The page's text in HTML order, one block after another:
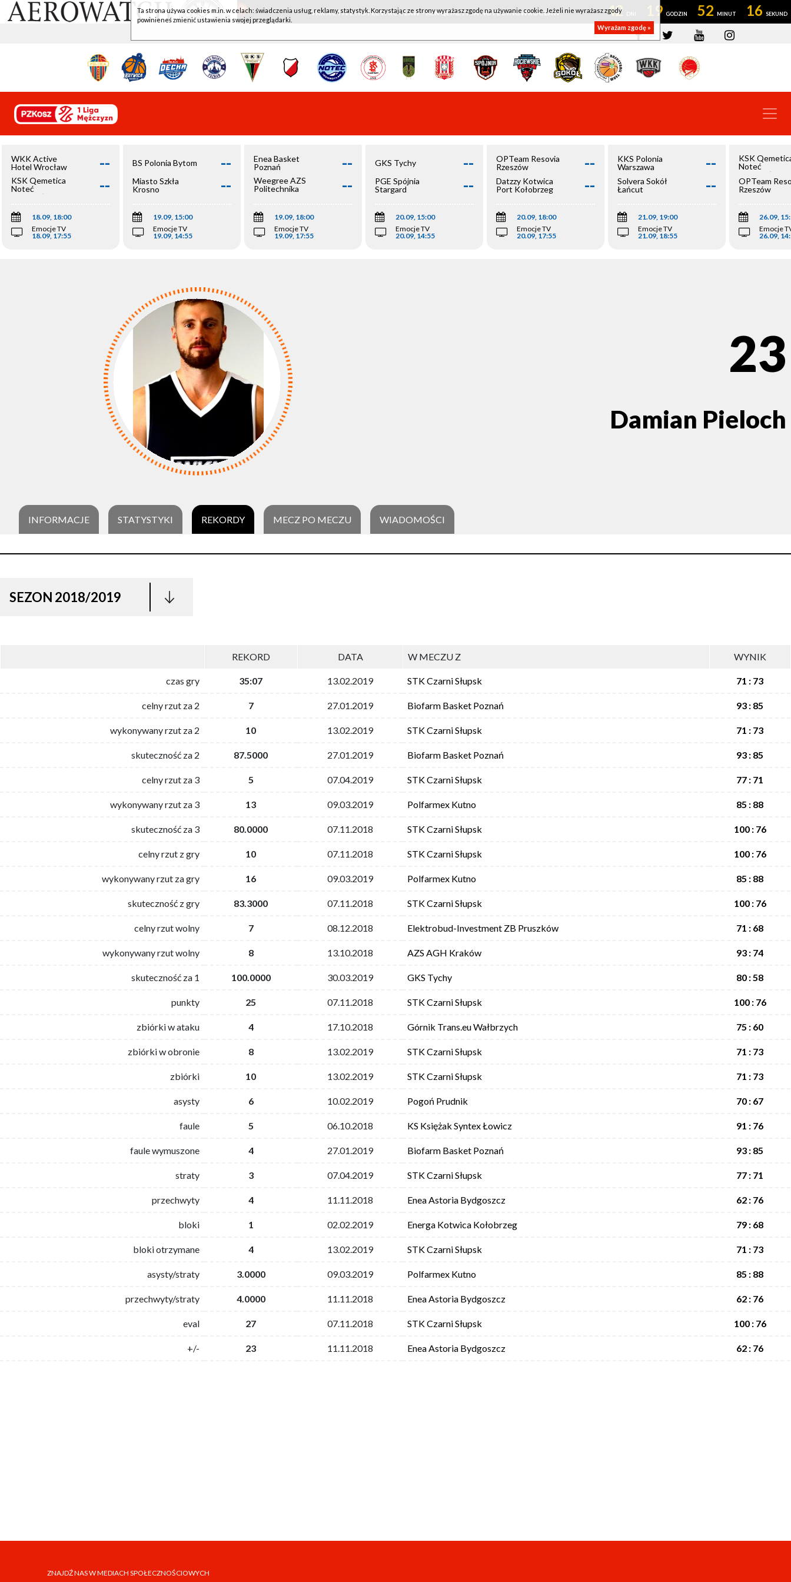
WKK ACTIVE HOTEL WROCŁAW - KSK QEMETICA NOTEĆ INOWROCŁAW 42 19 52 16
WKK Active
Hotel Wrocław
--
KSK Qemetica
Noteć
Inowrocław
--
18.09, 18:00
Emocje TV
18.09, 17:55
BS Polonia Bytom --
Miasto Szkła
Krosno
--
19.09, 15:00
Emocje TV
19.09, 14:55
Enea Basket
Poznań
--
Weegree AZS
Politechnika
--
19.09, 18:00
Emocje TV
19.09, 17:55
GKS Tychy --
PGE Spójnia
Stargard
--
20.09, 15:00
Emocje TV
20.09, 14:55
OPTeam Resovia
Rzeszów
--
Datzzy Kotwica
Port Kołobrzeg
--
20.09, 18:00
Emocje TV
20.09, 17:55
KKS Polonia
Warszawa
--
Solvera Sokół
Łańcut
--
21.09, 19:00
Emocje TV
21.09, 18:55
KSK
Noteć
Inowrocław
OPTeam
Rzeszów
26.09,
Emocje
26.09,
23
Damian Pieloch
INFORMACJE STATYSTYKI REKORDY MECZ PO MECZU WIADOMOŚCI
SEZON 2018/2019
REKORD DATA W MECZU Z WYNIK
czas gry 35:07 13.02.2019 STK Czarni Słupsk 71 : 73
celny rzut za 2 7 27.01.2019 Biofarm Basket Poznań 93 : 85
wykonywany rzut za 2 10 13.02.2019 STK Czarni Słupsk 71 : 73
skuteczność za 2 87.5000 27.01.2019 Biofarm Basket Poznań 93 : 85
celny rzut za 3 5 07.04.2019 STK Czarni Słupsk 77 : 71
wykonywany rzut za 3 13 09.03.2019 Polfarmex Kutno 85 : 88
skuteczność za 3 80.0000 07.11.2018 STK Czarni Słupsk 100 : 76
celny rzut z gry 10 07.11.2018 STK Czarni Słupsk 100 : 76
wykonywany rzut za gry 16 09.03.2019 Polfarmex Kutno 85 : 88
skuteczność z gry 83.3000 07.11.2018 STK Czarni Słupsk 100 : 76
celny rzut wolny 7 08.12.2018 Elektrobud-Investment ZB Pruszków 71 : 68
wykonywany rzut wolny 8 13.10.2018 AZS AGH Kraków 93 : 74
skuteczność za 1 100.0000 30.03.2019 GKS Tychy 80 : 58
punkty 25 07.11.2018 STK Czarni Słupsk 100 : 76
zbiórki w ataku 4 17.10.2018 Górnik Trans.eu Wałbrzych 75 : 60
zbiórki w obronie 8 13.02.2019 STK Czarni Słupsk 71 : 73
zbiórki 10 13.02.2019 STK Czarni Słupsk 71 : 73
asysty 6 10.02.2019 Pogoń Prudnik 70 : 67
faule 5 06.10.2018 KS Księżak Syntex Łowicz 91 : 76
faule wymuszone 4 27.01.2019 Biofarm Basket Poznań 93 : 85
straty 3 07.04.2019 STK Czarni Słupsk 77 : 71
przechwyty 4 11.11.2018 Enea Astoria Bydgoszcz 62 : 76
bloki 1 02.02.2019 Energa Kotwica Kołobrzeg 79 : 68
bloki otrzymane 4 13.02.2019 STK Czarni Słupsk 71 : 73
asysty/straty 3.0000 09.03.2019 Polfarmex Kutno 85 : 88
przechwyty/straty 4.0000 11.11.2018 Enea Astoria Bydgoszcz 62 : 76
eval 27 07.11.2018 STK Czarni Słupsk 100 : 76
+/- 23 11.11.2018 Enea Astoria Bydgoszcz 62 : 76
ZNAJDŹ NAS W MEDIACH SPOŁECZNOŚCIOWYCH
Ta strona używa cookies m.in. w celach: świadczenia usług, reklamy, statystyk. Korzystając ze strony wyrażasz zgodę na używanie cookie. Jeżeli nie wyrażasz zgody
powinieneś zmienić ustawienia swojej przeglądarki.
Wyrażam zgodę »